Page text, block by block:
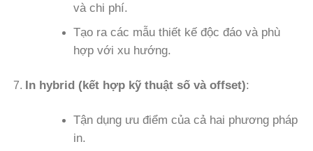
và chi phí.
Tạo ra các mẫu thiết kế độc đáo và phù
hợp với xu hướng.
In hybrid (kết hợp kỹ thuật số và offset):
Tận dụng ưu điểm của cả hai phương pháp
in.